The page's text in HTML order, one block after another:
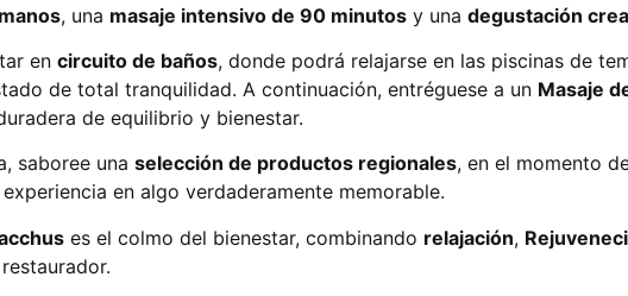
, una masaje intensivo de 90 minutos y una degustación
en circuito de baños, donde podrá relajarse en las piscinas de
de total tranquilidad. A continuación, entréguese a un Masaje
de equilibrio y bienestar.
saboree una selección de productos regionales, en el momento
en algo verdaderamente memorable.
es el colmo del bienestar, combinando relajación,